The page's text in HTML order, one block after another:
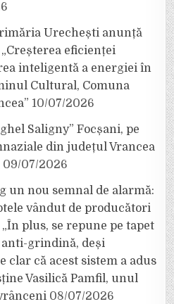
Urechești anunță
eficienței
inteligentă a energiei în
Cultural, Comuna
10/07/2026
Saligny” Focșani, pe
din județul Vrancea
09/07/2026
un nou semnal de alarmă:
vândut de producători
plus, se repune pe tapet
grindină, deși
clar că acest sistem a adus
Vasilică Pamfil, unul
08/07/2026